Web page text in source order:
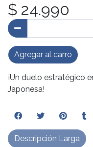
$ 24.990
Agregar al carro
¡Un duelo estratégico
Japonesa!
Descripción Larga